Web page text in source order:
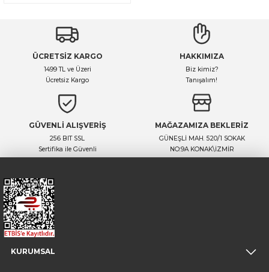
ÜCRETSİZ KARGO
1499 TL ve Üzeri
Ücretsiz Kargo
HAKKIMIZA
Biz kimiz?
Tanışalım!
GÜVENLİ ALIŞVERİŞ
256 BIT SSL
Sertifika ile Güvenli
MAĞAZAMIZA BEKLERİZ
GÜNEŞLİ MAH. 520/1 SOKAK
NO:9A KONAK\İZMİR
KURUMSAL